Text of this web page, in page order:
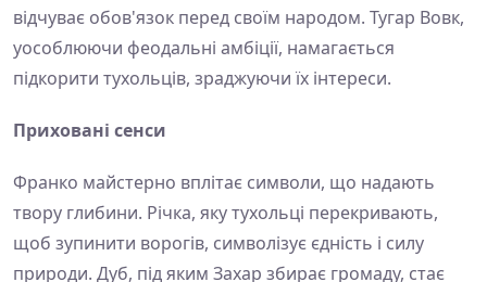
відчуває обов'язок перед своїм народом. Тугар Вовк,
уособлюючи феодальні амбіції, намагається
підкорити тухольців, зраджуючи їх інтереси.
Приховані сенси
Франко майстерно вплітає символи, що надають
твору глибини. Річка, яку тухольці перекривають,
щоб зупинити ворогів, символізує єдність і силу
природи. Дуб, під яким Захар збирає громаду, стає